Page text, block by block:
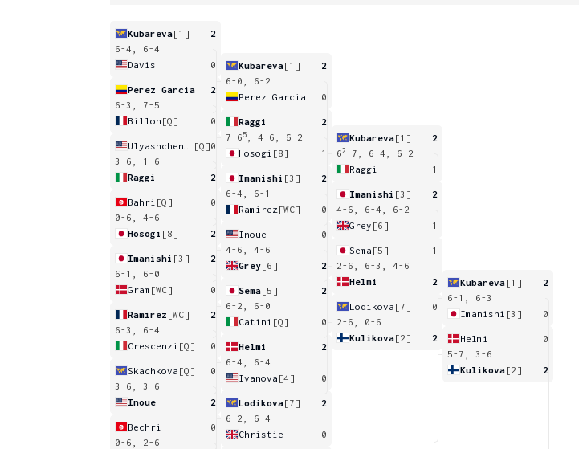
Kubareva[1]
2
6-4, 6-4
Davis
0
Perez Garcia
2
6-3, 7-5
Billon [Q] 0
[Q]0
3-6, 1-6
Raggi
2
Bahri [Q]
0
0-6, 4-6
Hosogi [8] 2
Imanishi [3]
2
6-1, 6-0
Gram [WC] 0
Ramirez [WC]
2
6-3, 6-4
Crescenzi [Q] 0
Skachkova [Q]
0
3-6, 3-6
Inoue
2
Bechri
0
0-6, 2-6
Kubareva[1]
2
6-0, 6-2
Perez Garcia
0
Raggi
2
7-6 5
, 4-6, 6-2
Hosogi [8] 1
Imanishi [3]
2
6-4, 6-1
Ramirez [WC] 0
Inoue
0
4-6, 4-6
Grey[6] 2
Sema[5]
2
6-2, 6-0
Catini [Q] 0
Helmi
2
6-4, 6-4
Ivanova [4] 0
Lodikova[7]
2
6-2, 6-4
Christie
0
Kubareva[1]
2
62 -7, 6-4, 6-2
Raggi
1
Imanishi [3]
2
4-6, 6-4, 6-2
Grey [6] 1
Sema [5]
1
2-6, 6-3, 4-6
Helmi
2
Lodikova [7]
0
2-6, 0-6
Kulikova[2] 2
Kubareva[1]
2
6-1, 6-3
Imanishi [3] 0
Helmi
0
5-7, 3-6
Kulikova[2] 2